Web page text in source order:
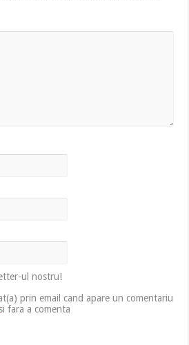
ul nostru!
prin email cand apare un comentariu
si fara a comenta